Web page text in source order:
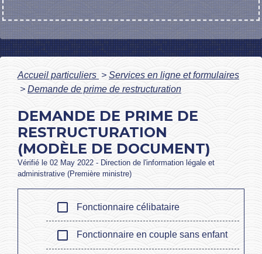
Accueil particuliers > Services en ligne et formulaires
> Demande de prime de restructuration
DEMANDE DE PRIME DE
RESTRUCTURATION
(MODÈLE DE DOCUMENT)
Vérifié le 02 May 2022 - Direction de l'information légale et
administrative (Première ministre)
check_box_outline_blank Fonctionnaire célibataire
check_box_outline_blank Fonctionnaire en couple sans enfant